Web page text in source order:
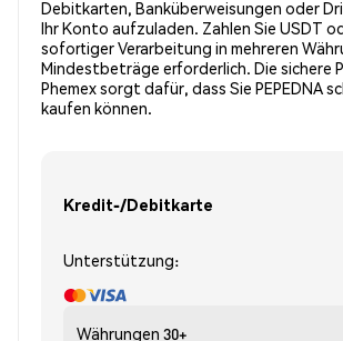
Debitkarten, Banküberweisungen oder
Ihr Konto aufzuladen. Zahlen Sie USDT
sofortiger Verarbeitung in mehreren
Mindestbeträge erforderlich. Die sichere
Phemex sorgt dafür, dass Sie PEPEDNA
kaufen können.
Kredit-/Debitkarte
Unterstützung:
Währungen 30+